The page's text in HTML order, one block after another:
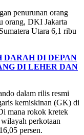
penurunan orang
orang, DKI Jakarta
Utara 6,1 ribu
DARAH DI DEPAN
DI LEHER DAN
dalam rilis resmi
kemiskinan (GK) di
mana rokok kretek
perkotaan
persen.